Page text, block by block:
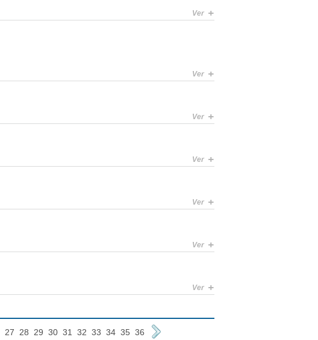
Ver +
Ver +
Ver +
Ver +
Ver +
Ver +
Ver +
27 28 29 30 31 32 33 34 35 36